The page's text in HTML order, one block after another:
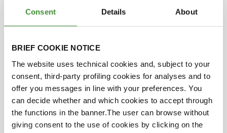
Consent Details About
BRIEF COOKIE NOTICE
The website uses technical cookies and, subject to your
consent, third-party profiling cookies for analyses and to
offer you messages in line with your preferences. You
can decide whether and which cookies to accept through
the functions in the banner.The user can browse without
giving consent to the use of cookies by clicking on the
supporté tout le poids du camion. Les
notamment grâce à la robustesse supérieure de
exceptionnelles en matière de traction et à leur
large couverture de l'empreinte au sol.
Ne ratez pas cet épisode si vous voulez en savoir
plus sur :
Les compétences techniques nécessaires pour